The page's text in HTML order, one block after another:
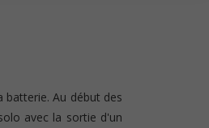
batterie. Au début des
avec la sortie d'un